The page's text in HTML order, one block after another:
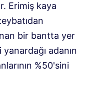
Erimiş kaya
bir bantta yer
adanın
%50'sini